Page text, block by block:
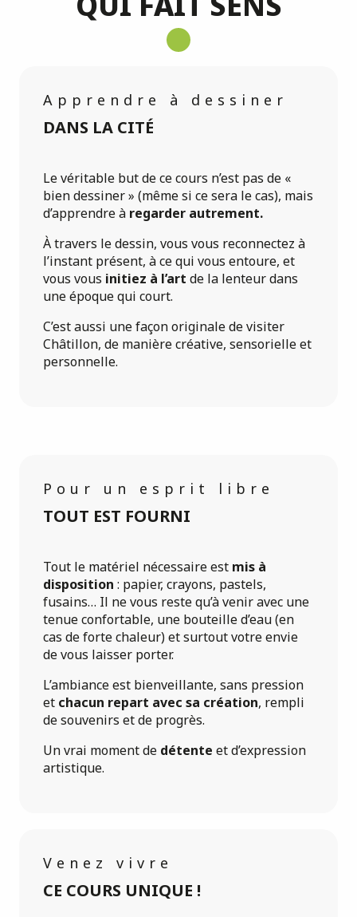
Apprendre à dessiner
DANS LA CITÉ
Le véritable but de ce cours n’est pas de «
bien dessiner » (même si ce sera le cas), mais
d’apprendre à regarder autrement.
À travers le dessin, vous vous reconnectez à
l’instant présent, à ce qui vous entoure, et
vous vous initiez à l’art de la lenteur dans
une époque qui court.
C’est aussi une façon originale de visiter
Châtillon, de manière créative, sensorielle et
personnelle.
Pour un esprit libre
TOUT EST FOURNI
Tout le matériel nécessaire est mis à
disposition : papier, crayons, pastels,
fusains… Il ne vous reste qu’à venir avec une
tenue confortable, une bouteille d’eau (en
cas de forte chaleur) et surtout votre envie
de vous laisser porter.
L’ambiance est bienveillante, sans pression
et chacun repart avec sa création, rempli
de souvenirs et de progrès.
Un vrai moment de détente et d’expression
artistique.
Venez vivre
CE COURS UNIQUE !